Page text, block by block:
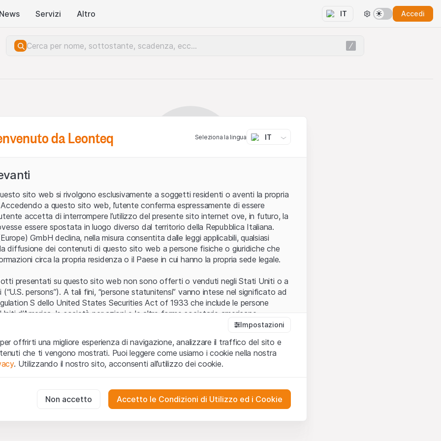
News Servizi Altro IT Accedi
Errore del server.
da Leonteq Seleziona la lingua IT
sito web si rivolgono esclusivamente a soggetti residenti o aventi la propria
a questo sito web, l’utente conferma espressamente di essere
accetta di interrompere l’utilizzo del presente sito internet ove, in futuro, la
essere spostata in luogo diverso dal territorio della Repubblica Italiana.
GmbH declina, nella misura consentita dalle leggi applicabili, qualsiasi
diffusione dei contenuti di questo sito web a persone fisiche o giuridiche che
circa la propria residenza o il Paese in cui hanno la propria sede legale.
presentati su questo sito web non sono offerti o venduti negli Stati Uniti o a
persons”). A tali fini, “persone statunitensi” vanno intese nel significato ad
S dello United States Securities Act of 1933 che include le persone
d’America, le società per azioni e le altre forme societarie americane.
web (di seguito, il “Sito”) si dichiara di aver compreso e di accettare le
avvertenze importanti e le condizioni di utilizzo ivi rese disponibili. Nel caso in
utilizzonon siano accettate, l’utente è tenuto ad interrompere l’utilizzo del
o invito ad acquistare
i dati, i servizi, gli strumenti, i documenti (i “Contenuti del Sito”) contenuti o
web hanno esclusivamente finalità informative e non rappresentano né
Impostazioni
offrirti una migliore esperienza di navigazione, analizzare il traffico del sito e
che ti vengono mostrati. Puoi leggere come usiamo i cookie nella nostra
. Utilizzando il nostro sito, acconsenti all’utilizzo dei cookie.
per il funzionamento del sito web e non possono essere disattivati.
Non accetto Accetto le Condizioni di Utilizzo ed i Cookie